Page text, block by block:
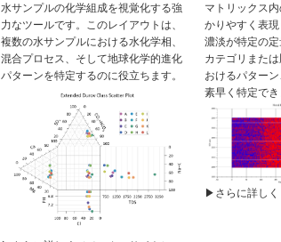
水サンプルの化学組成を視覚化する強
力なツールです。このレイアウトは、
複数の水サンプルにおける水化学相、
混合プロセス、そして地球化学的進化
パターンを特定するのに役立ちます。
マトリックス
かりやすく表
濃淡が特定の
カテゴリまた
おけるパター
素早く特定でき
▶︎さらに詳しく